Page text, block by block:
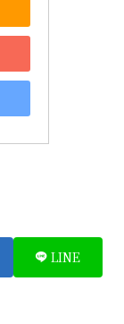
LINE